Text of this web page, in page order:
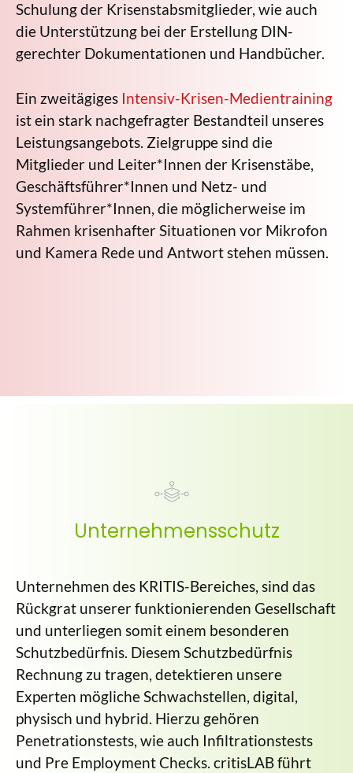
Schulung der Krisenstabsmitglieder, wie auch
die Unterstützung bei der Erstellung DIN-
gerechter Dokumentationen und Handbücher.
Ein zweitägiges Intensiv-Krisen-Medientraining
ist ein stark nachgefragter Bestandteil unseres
Leistungsangebots. Zielgruppe sind die
Mitglieder und Leiter*Innen der Krisenstäbe,
Geschäftsführer*Innen und Netz- und
Systemführer*Innen, die möglicherweise im
Rahmen krisenhafter Situationen vor Mikrofon
und Kamera Rede und Antwort stehen müssen.
Unternehmensschutz
Unternehmen des KRITIS-Bereiches, sind das
Rückgrat unserer funktionierenden Gesellschaft
und unterliegen somit einem besonderen
Schutzbedürfnis. Diesem Schutzbedürfnis
Rechnung zu tragen, detektieren unsere
Experten mögliche Schwachstellen, digital,
physisch und hybrid. Hierzu gehören
Penetrationstests, wie auch Infiltrationstests
und Pre Employment Checks. critisLAB führt